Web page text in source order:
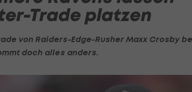
Trade platzen
von Raiders-Edge-Rusher Maxx Crosby
doch alles anders.